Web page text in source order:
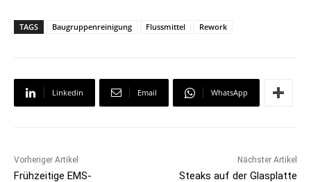
TAGS Baugruppenreinigung Flussmittel Rework
Linkedin Email WhatsApp
Vorheriger Artikel
Frühzeitige EMS-
Nächster Artikel
Steaks auf der Glasplatte